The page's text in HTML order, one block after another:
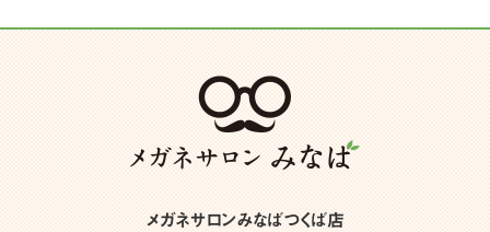
メガネサロンみなばつくば店